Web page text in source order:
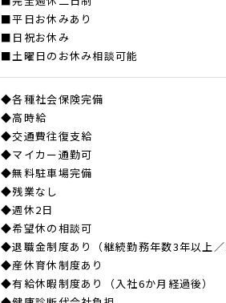
■平日お休みあり
■日祝お休み
■土曜日のお休み相談可能
◆各種社会保険完備
◆高時給
◆交通費往復支給
◆マイカー通勤可
◆無料駐車場完備
◆残業なし
◆週休2日
◆希望休の相談可
◆退職金制度あり（継続勤務年数3年以上
◆産休育休制度あり
◆有給休暇制度あり（入社6か月経過後）